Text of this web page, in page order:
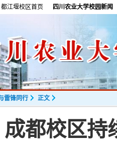
都江堰校区首页 四川农业大学校园新闻
雷锋同行 正文
成都校区持